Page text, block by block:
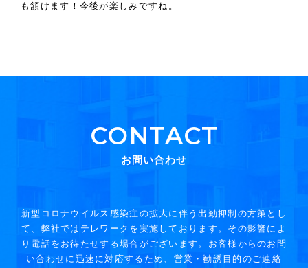
も頷けます！今後が楽しみですね。
CONTACT
お問い合わせ
新型コロナウイルス感染症の拡大に伴う出勤抑制の方策とし
て、弊社ではテレワークを実施しております。その影響によ
り電話をお待たせする場合がございます。お客様からのお問
い合わせに迅速に対応するため、営業・勧誘目的のご連絡